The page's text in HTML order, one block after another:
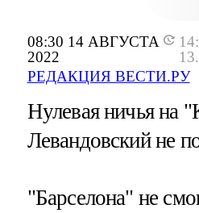
08:30 14 АВГУСТА
2022
РЕДАКЦИЯ ВЕСТИ.РУ
Нулевая ничья на
Левандовский не
"Барселона" не